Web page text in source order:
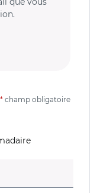
* champ obligatoire